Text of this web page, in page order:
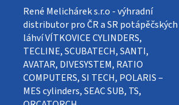
René Melichárek s.r.o - výhradní
distributor pro ČR a SR potápěčských
láhví VÍTKOVICE CYLINDERS,
TECLINE, SCUBATECH, SANTI,
AVATAR, DIVESYSTEM, RATIO
COMPUTERS, SI TECH, POLARIS –
MES cylinders, SEAC SUB, TS,